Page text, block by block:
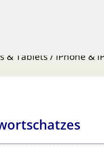
& Tablets / iPhone &